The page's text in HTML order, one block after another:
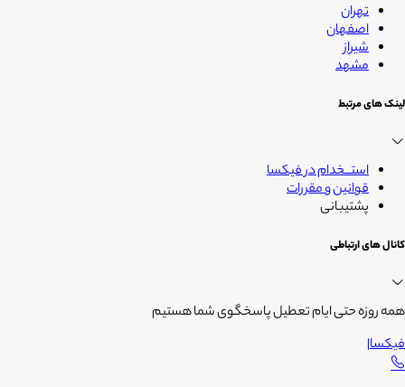
تهران
اصفهان
شیراز
مشهد
لینک های مرتبط
استــخدام در فیکسا
قوانین و مقررات
پشتیبانی
کانال های ارتباطی
همه روزه حتی ایام تعطیل پاسخگوی شما هستیم
فیکسا|